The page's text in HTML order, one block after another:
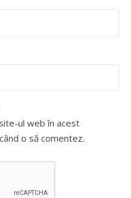
ul web în acest
o să comentez.